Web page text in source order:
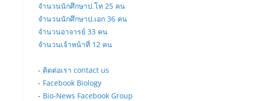
จำนวนนักศึกษาป.โท 25 คน
จำนวนนักศึกษาป.เอก 36 คน
จำนวนอาจารย์ 33 คน
จำนวนเจ้าหน้าที่ 12 คน
- ติดต่อเรา contact us
- Facebook Biology
- Bio-News Facebook Group